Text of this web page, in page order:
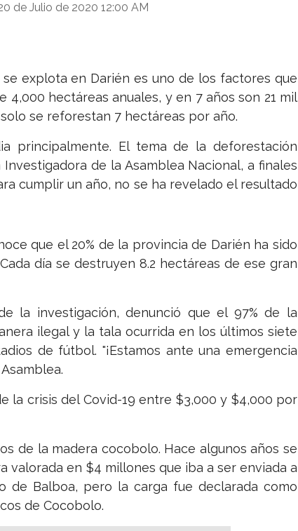
de Julio de 2020 12:00 AM
explota en Darién es uno de los factores que
hectáreas anuales, y en 7 años son 21 mil
se reforestan 7 hectáreas por año.
principalmente. El tema de la deforestación
de la Asamblea Nacional, a finales
cumplir un año, no se ha revelado el resultado
que el 20% de la provincia de Darién ha sido
día se destruyen 8.2 hectáreas de ese gran
la investigación, denunció que el 97% de la
ilegal y la tala ocurrida en los últimos siete
de fútbol. "¡Estamos ante una emergencia
la crisis del Covid-19 entre $3,000 y $4,000 por
de la madera cocobolo. Hace algunos años se
valorada en $4 millones que iba a ser enviada a
de Balboa, pero la carga fue declarada como
de Cocobolo.